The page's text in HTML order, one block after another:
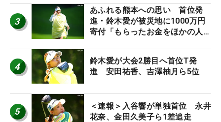
3
あふれる熊本への思い 首位発
進・鈴木愛が被災地に1000万円
寄付「もらったお金をほかの人
4
鈴木愛が大会2勝目へ首位T発
進 安田祐香、吉澤柚月ら5位
5
＜速報＞入谷響が単独首位 永井
花奈、金田久美子ら1差追走